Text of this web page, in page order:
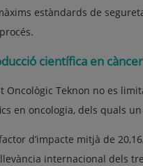
estàndards de
científica en càncer
Teknon no es
en oncologia, dels quals
d’impacte mitjà de
internacional dels